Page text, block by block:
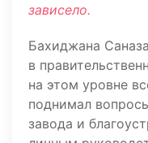
зависело.
Бахиджана
в
на этом уровне
поднимал
завода и